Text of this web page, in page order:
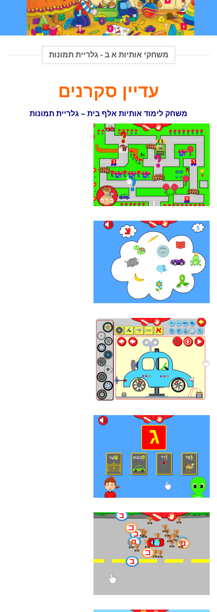
משחקי אותיות א ב - גלריית תמונות
עדיין סקרנים
משחק לימוד אותיות אלף בית – גלריית תמונות